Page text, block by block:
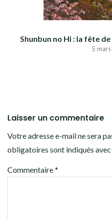
Shunbun no Hi : la fête
5
Laisser un commentaire
Votre adresse e-mail ne sera
obligatoires sont indiqués avec
Commentaire*